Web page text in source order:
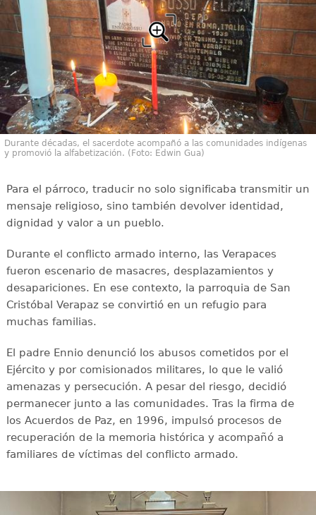
Durante décadas, el sacerdote acompañó a las comunidades indígenas
y promovió la alfabetización. (Foto: Edwin Gua)
Para el párroco, traducir no solo significaba transmitir un
mensaje religioso, sino también devolver identidad,
dignidad y valor a un pueblo.
Durante el conflicto armado interno, las Verapaces
fueron escenario de masacres, desplazamientos y
desapariciones. En ese contexto, la parroquia de San
Cristóbal Verapaz se convirtió en un refugio para
muchas familias.
El padre Ennio denunció los abusos cometidos por el
Ejército y por comisionados militares, lo que le valió
amenazas y persecución. A pesar del riesgo, decidió
permanecer junto a las comunidades. Tras la firma de
los Acuerdos de Paz, en 1996, impulsó procesos de
recuperación de la memoria histórica y acompañó a
familiares de víctimas del conflicto armado.